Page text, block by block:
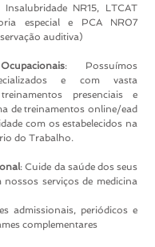
NR15, LTCAT
especial e PCA NR07
auditiva)
: Possuímos
e com vasta
presenciais e
de treinamentos online/ead
com os estabelecidos na
do Trabalho.
: Cuide da saúde dos seus
serviços de medicina
admissionais, periódicos e
complementares